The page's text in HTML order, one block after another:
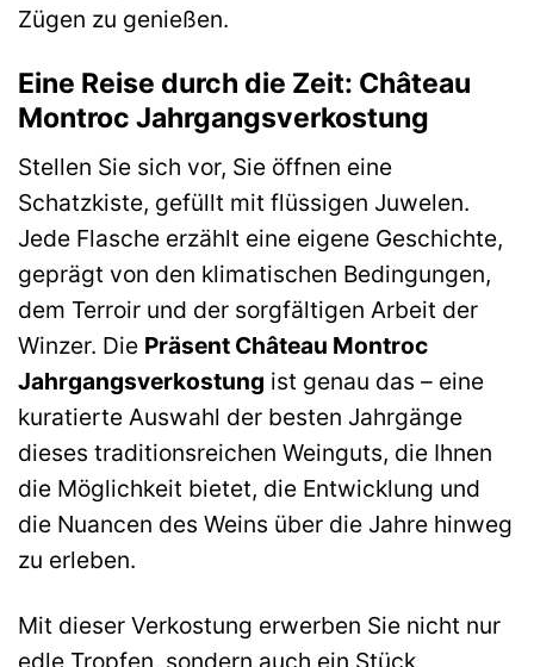
Zügen zu genießen.
Eine Reise durch die Zeit: Château
Montroc Jahrgangsverkostung
Stellen Sie sich vor, Sie öffnen eine
Schatzkiste, gefüllt mit flüssigen Juwelen.
Jede Flasche erzählt eine eigene Geschichte,
geprägt von den klimatischen Bedingungen,
dem Terroir und der sorgfältigen Arbeit der
Winzer. Die Präsent Château Montroc
Jahrgangsverkostung ist genau das – eine
kuratierte Auswahl der besten Jahrgänge
dieses traditionsreichen Weinguts, die Ihnen
die Möglichkeit bietet, die Entwicklung und
die Nuancen des Weins über die Jahre hinweg
zu erleben.
Mit dieser Verkostung erwerben Sie nicht nur